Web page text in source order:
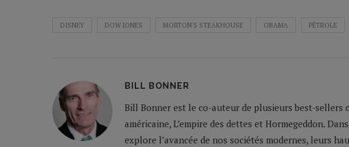
DISNEY DOW JONES MORTON'S STEAKHOUSE OBAMA PÉTROLE
BILL BONNER
Bill Bonner est le co-auteur de plusieurs best-sellers
américaine, L’empire des dettes et Hormegeddon.
explore l’avancée de nos sociétés modernes, leurs